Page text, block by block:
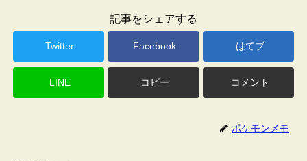
記事をシェアする
Twitter Facebook はてブ
LINE コピー コメント
ポケモンメモ